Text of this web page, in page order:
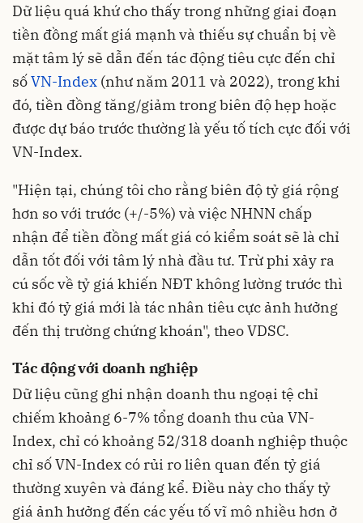
Dữ liệu quá khứ cho thấy trong những giai đoạn
tiền đồng mất giá mạnh và thiếu sự chuẩn bị về
mặt tâm lý sẽ dẫn đến tác động tiêu cực đến chỉ
sốVN-Index (như năm 2011 và 2022), trong khi
đó, tiền đồng tăng/giảm trong biên độ hẹp hoặc
được dự báo trước thường là yếu tố tích cực đối với
VN-Index.
"Hiện tại, chúng tôi cho rằng biên độ tỷ giá rộng
hơn so với trước (+/-5%) và việc NHNN chấp
nhận để tiền đồng mất giá có kiểm soát sẽ là chỉ
dẫn tốt đối với tâm lý nhà đầu tư. Trừ phi xảy ra
cú sốc về tỷ giá khiến NĐT không lường trước thì
khi đó tỷ giá mới là tác nhân tiêu cực ảnh hưởng
đến thị trường chứng khoán", theo VDSC.
Tác động với doanh nghiệp
Dữ liệu cũng ghi nhận doanh thu ngoại tệ chỉ
chiếm khoảng 6-7% tổng doanh thu của VN-
Index, chỉ có khoảng 52/318 doanh nghiệp thuộc
chỉ số VN-Index có rủi ro liên quan đến tỷ giá
thường xuyên và đáng kể. Điều này cho thấy tỷ
giá ảnh hưởng đến các yếu tố vĩ mô nhiều hơn ở